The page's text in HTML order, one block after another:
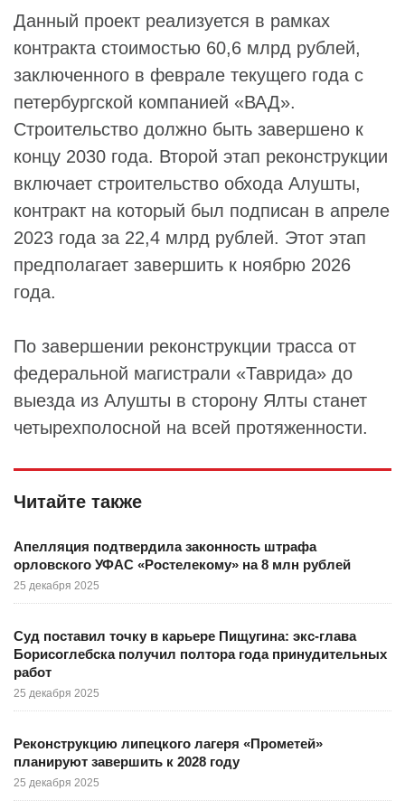
Данный проект реализуется в рамках
контракта стоимостью 60,6 млрд рублей,
заключенного в феврале текущего года с
петербургской компанией «ВАД».
Строительство должно быть завершено к
концу 2030 года. Второй этап реконструкции
включает строительство обхода Алушты,
контракт на который был подписан в апреле
2023 года за 22,4 млрд рублей. Этот этап
предполагает завершить к ноябрю 2026
года.
По завершении реконструкции трасса от
федеральной магистрали «Таврида» до
выезда из Алушты в сторону Ялты станет
четырехполосной на всей протяженности.
Читайте также
Апелляция подтвердила законность штрафа
орловского УФАС «Ростелекому» на 8 млн рублей
25 декабря 2025
Суд поставил точку в карьере Пищугина: экс-глава
Борисоглебска получил полтора года принудительных
работ
25 декабря 2025
Реконструкцию липецкого лагеря «Прометей»
планируют завершить к 2028 году
25 декабря 2025